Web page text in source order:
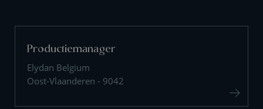
Productiemanager
Elydan Belgium
Oost-Vlaanderen - 9042